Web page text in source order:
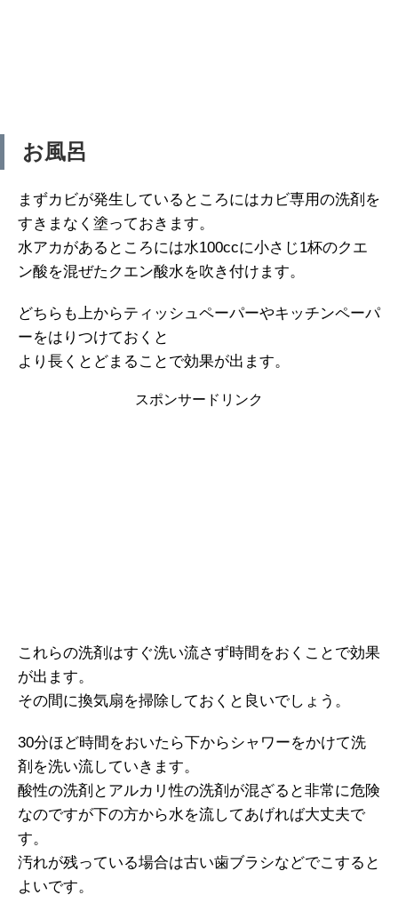
お風呂
まずカビが発生しているところにはカビ専用の洗剤を
すきまなく塗っておきます。
水アカがあるところには水100ccに小さじ1杯のクエ
ン酸を混ぜたクエン酸水を吹き付けます。
どちらも上からティッシュペーパーやキッチンペーパ
ーをはりつけておくと
より長くとどまることで効果が出ます。
スポンサードリンク
これらの洗剤はすぐ洗い流さず時間をおくことで効果
が出ます。
その間に換気扇を掃除しておくと良いでしょう。
30分ほど時間をおいたら下からシャワーをかけて洗
剤を洗い流していきます。
酸性の洗剤とアルカリ性の洗剤が混ざると非常に危険
なのですが下の方から水を流してあげれば大丈夫で
す。
汚れが残っている場合は古い歯ブラシなどでこすると
よいです。